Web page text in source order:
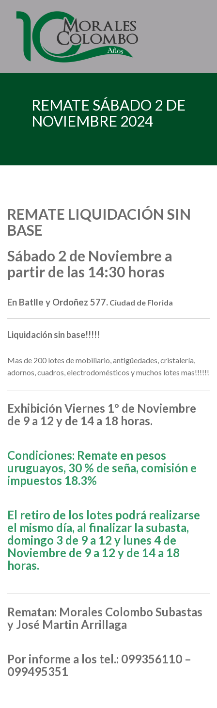
REMATE SÁBADO 2 DE
NOVIEMBRE 2024
REMATE LIQUIDACIÓN SIN
BASE
Sábado 2 de Noviembre a
partir de las 14:30 horas
En Batlle y Ordoñez 577. Ciudad de Florida
Liquidación sin base!!!!!
Mas de 200 lotes de mobiliario, antigüedades, cristalería,
adornos, cuadros, electrodomésticos y muchos lotes mas!!!!!!
Exhibición Viernes 1º de Noviembre
de 9 a 12 y de 14 a 18 horas.
Condiciones: Remate en pesos
uruguayos, 30 % de seña, comisión e
impuestos 18.3%
El retiro de los lotes podrá realizarse
el mismo día, al finalizar la subasta,
domingo 3 de 9 a 12 y lunes 4 de
Noviembre de 9 a 12 y de 14 a 18
horas.
Rematan: Morales Colombo Subastas
y José Martin Arrillaga
Por informe a los tel.: 099356110 –
099495351